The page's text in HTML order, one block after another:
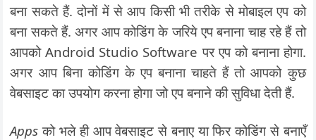
बना सकते हैं. दोनों में से आप किसी भी तरीके से मोबाइल एप को
बना सकते हैं. अगर आप कोडिंग के जरिये एप बनाना चाह रहे हैं तो
आपको Android Studio Software पर एप को बनाना होगा.
अगर आप बिना कोडिंग के एप बनाना चाहते हैं तो आपको कुछ
वेबसाइट का उपयोग करना होगा जो एप बनाने की सुविधा देती हैं.
Appsको भले ही आप वेबसाइट से बनाए या फिर कोडिंग से बनाएँ